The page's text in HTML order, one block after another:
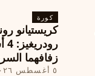
كورة
كريستيانو
زفافهما
٥ أغسطس ٢٠٢٦